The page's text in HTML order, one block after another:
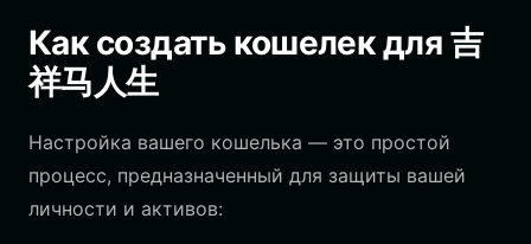
Как создать кошелек для 吉
祥马人生
Настройка вашего кошелька — это простой
процесс, предназначенный для защиты вашей
личности и активов: